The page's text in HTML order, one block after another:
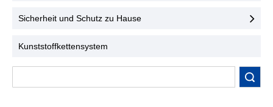
Sicherheit und Schutz zu Hause
Kunststoffkettensystem